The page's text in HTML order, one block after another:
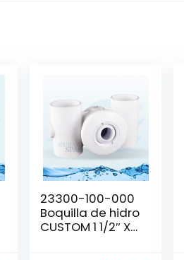
23300-100-000
Boquilla de hidro
CUSTOM 1 1/2″ X 1